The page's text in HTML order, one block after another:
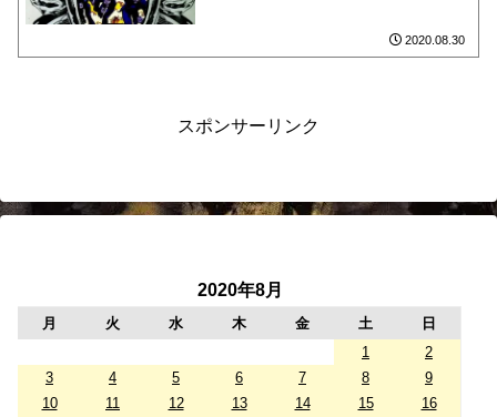
2020.08.30
スポンサーリンク
2020年8月
月 火 水 木 金 土
日
1
2
3
4 5 6 7 8
9
10
11 12 13 14 15
16